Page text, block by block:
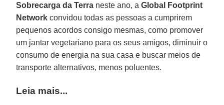
Sobrecarga da Terra neste ano, aGlobal Footprint
Network convidou todas as pessoas a cumprirem
pequenos acordos consigo mesmas, como promover
um jantar vegetariano para os seus amigos, diminuir o
consumo de energia na sua casa e buscar meios de
transporte alternativos, menos poluentes.
Leia mais...